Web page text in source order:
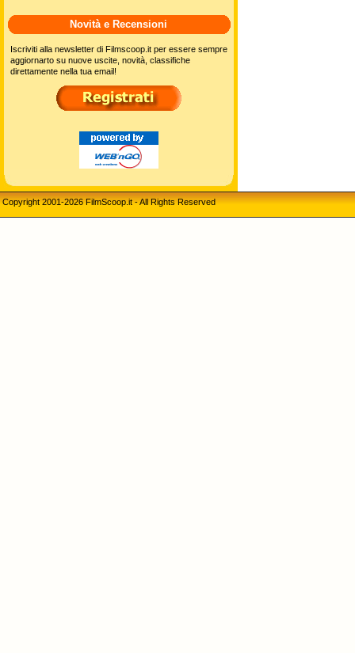
Novità e Recensioni
Iscriviti alla newsletter di Filmscoop.it per essere sempre
aggiornarto su nuove uscite, novità, classifiche
direttamente nella tua email!
Copyright 2001-2026 FilmScoop.it - All Rights Reserved